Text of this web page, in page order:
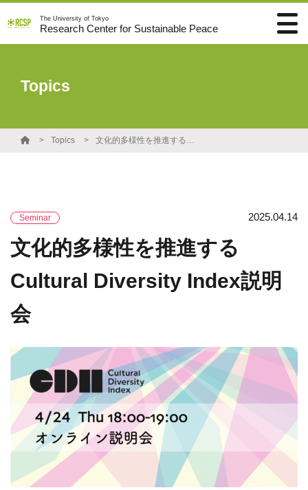
The University of Tokyo
Research Center for Sustainable Peace
Topics
Topics 文化的多様性を推進するCultural Diversity Index説明会
Seminar 2025.04.14
文化的多様性を推進する
Cultural Diversity Index説明
会